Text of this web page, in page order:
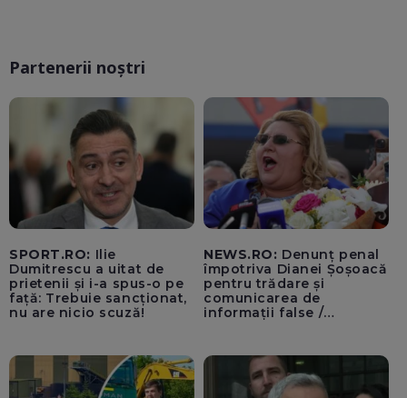
Partenerii noștri
SPORT.RO: Ilie
Dumitrescu a uitat de
prietenii și i-a spus-o pe
față: Trebuie sancționat,
nu are nicio scuză!
NEWS.RO: Denunț penal
împotriva Dianei Șoșoacă
pentru trădare și
comunicarea de
informații false /
Înalta Curte de Casație și
Justiție de Adrian
Băzăvan și Asociația